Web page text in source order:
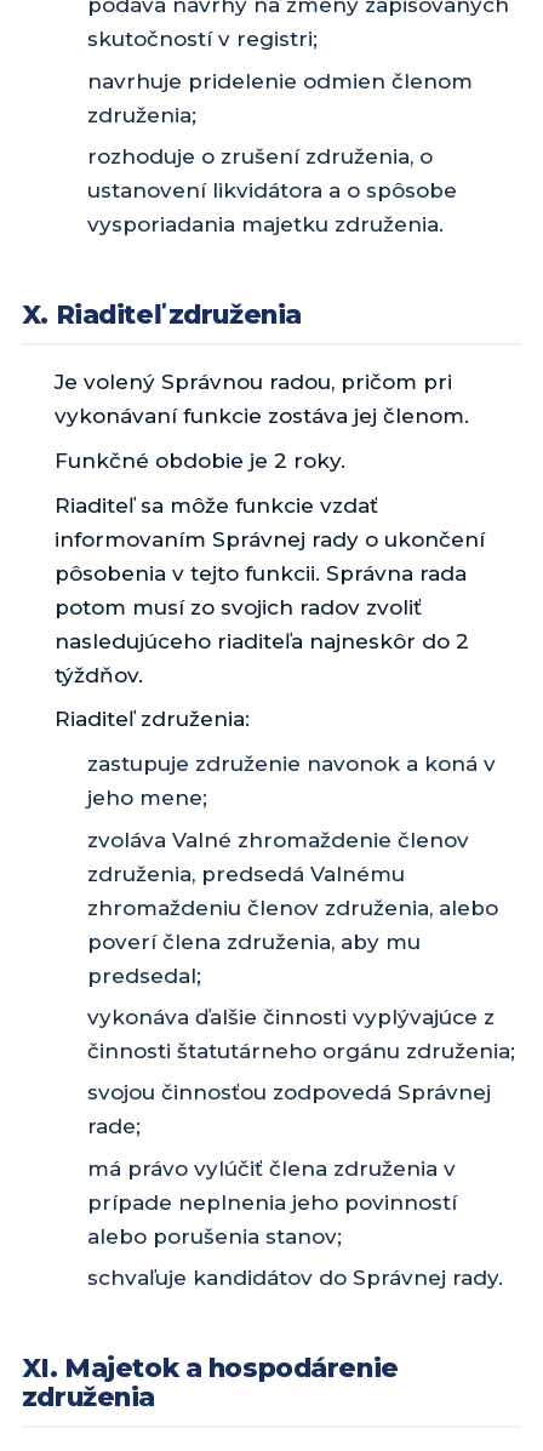
podáva návrhy na zmeny zapisovaných
skutočností v registri;
navrhuje pridelenie odmien členom
združenia;
rozhoduje o zrušení združenia, o
ustanovení likvidátora a o spôsobe
vysporiadania majetku združenia.
X. Riaditeľ združenia
Je volený Správnou radou, pričom pri
vykonávaní funkcie zostáva jej členom.
Funkčné obdobie je 2 roky.
Riaditeľ sa môže funkcie vzdať
informovaním Správnej rady o ukončení
pôsobenia v tejto funkcii. Správna rada
potom musí zo svojich radov zvoliť
nasledujúceho riaditeľa najneskôr do 2
týždňov.
Riaditeľ združenia:
zastupuje združenie navonok a koná v
jeho mene;
zvoláva Valné zhromaždenie členov
združenia, predsedá Valnému
zhromaždeniu členov združenia, alebo
poverí člena združenia, aby mu
predsedal;
vykonáva ďalšie činnosti vyplývajúce z
činnosti štatutárneho orgánu združenia;
svojou činnosťou zodpovedá Správnej
rade;
má právo vylúčiť člena združenia v
prípade neplnenia jeho povinností
alebo porušenia stanov;
schvaľuje kandidátov do Správnej rady.
XI. Majetok a hospodárenie
združenia